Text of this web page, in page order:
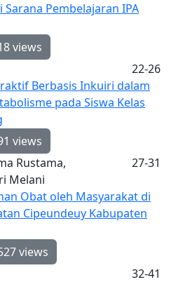
Pembelajaran IPA
views
22-26
Berbasis Inkuiri dalam
pada Siswa Kelas
views
Rustama,
Melani
27-31
Obat oleh Masyarakat di
Cipeundeuy Kabupaten
views
32-41